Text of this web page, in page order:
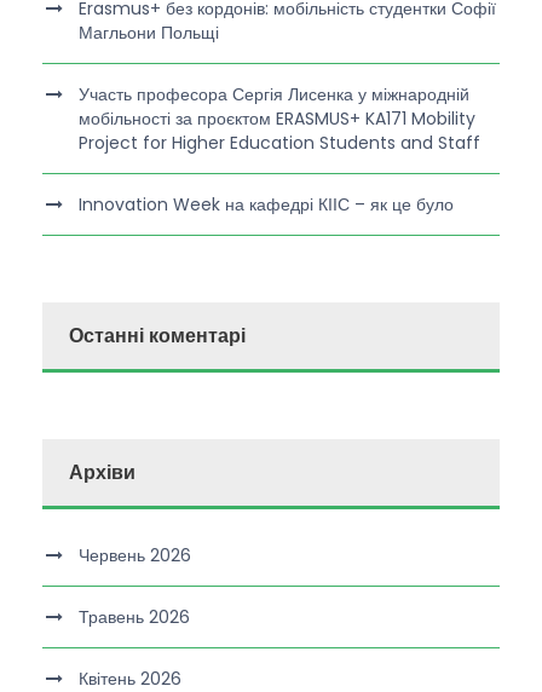
Erasmus+ без кордонів: мобільність студентки Софії
Магльони Польщі
Участь професора Сергія Лисенка у міжнародній
мобільності за проєктом ERASMUS+ KA171 Mobility
Project for Higher Education Students and Staff
Innovation Week на кафедрі КІІС – як це було
Останні коментарі
Архіви
Червень 2026
Травень 2026
Квітень 2026